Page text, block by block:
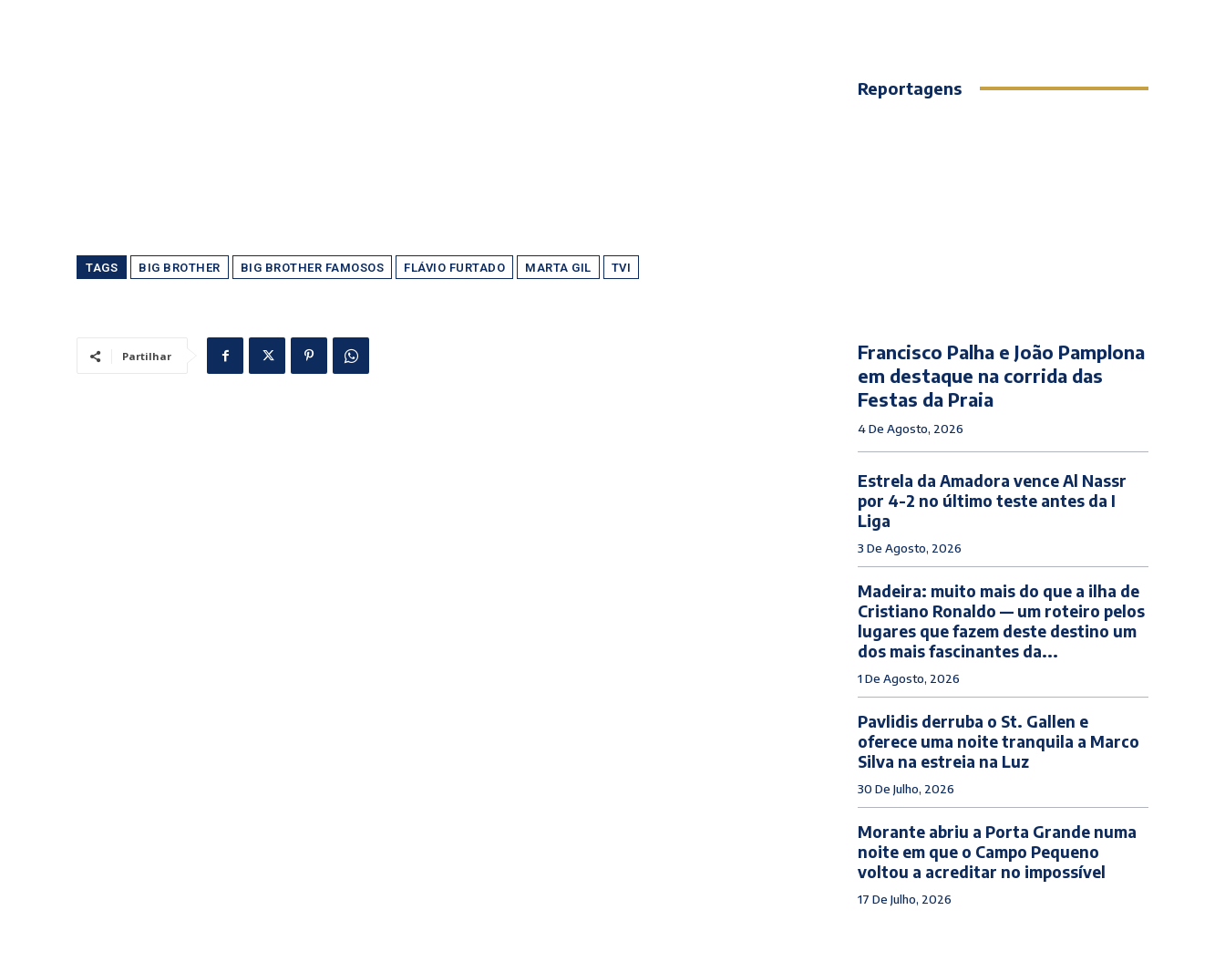
TAGS BIG BROTHER BIG BROTHER FAMOSOS FLÁVIO FURTADO MARTA GIL TVI
Partilhar
Reportagens
Francisco Palha e João Pamplona
em destaque na corrida das
Festas da Praia
4 De Agosto, 2026
Estrela da Amadora vence Al Nassr
por 4-2 no último teste antes da I
Liga
3 De Agosto, 2026
Madeira: muito mais do que a ilha de
Cristiano Ronaldo — um roteiro pelos
lugares que fazem deste destino um
dos mais fascinantes da...
1 De Agosto, 2026
Pavlidis derruba o St. Gallen e
oferece uma noite tranquila a Marco
Silva na estreia na Luz
30 De Julho, 2026
Morante abriu a Porta Grande numa
noite em que o Campo Pequeno
voltou a acreditar no impossível
17 De Julho, 2026